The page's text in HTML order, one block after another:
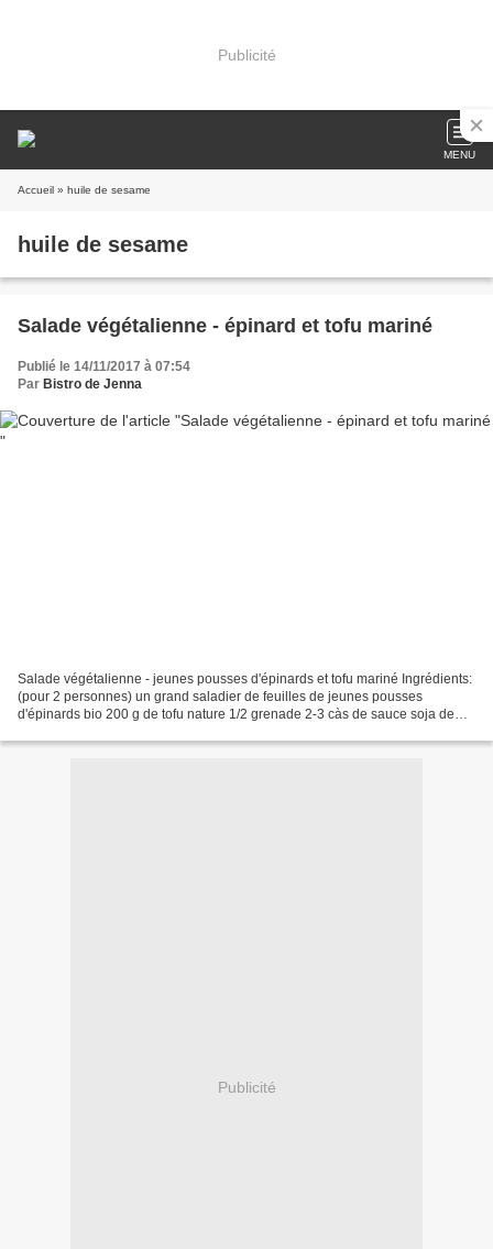
Publicité
MENU
Accueil » huile de sesame
huile de sesame
Salade végétalienne - épinard et tofu mariné
Publié le 14/11/2017 à 07:54
Par Bistro de Jenna
Salade végétalienne - jeunes pousses d'épinards et tofu mariné Ingrédients:
(pour 2 personnes) un grand saladier de feuilles de jeunes pousses
d'épinards bio 200 g de tofu nature 1/2 grenade 2-3 càs de sauce soja de
Publicité